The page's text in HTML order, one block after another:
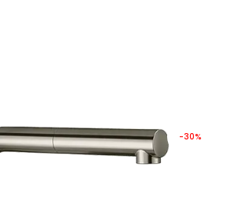
-30%